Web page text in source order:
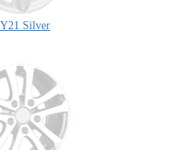
Silver